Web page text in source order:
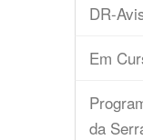
DR-
Em
da